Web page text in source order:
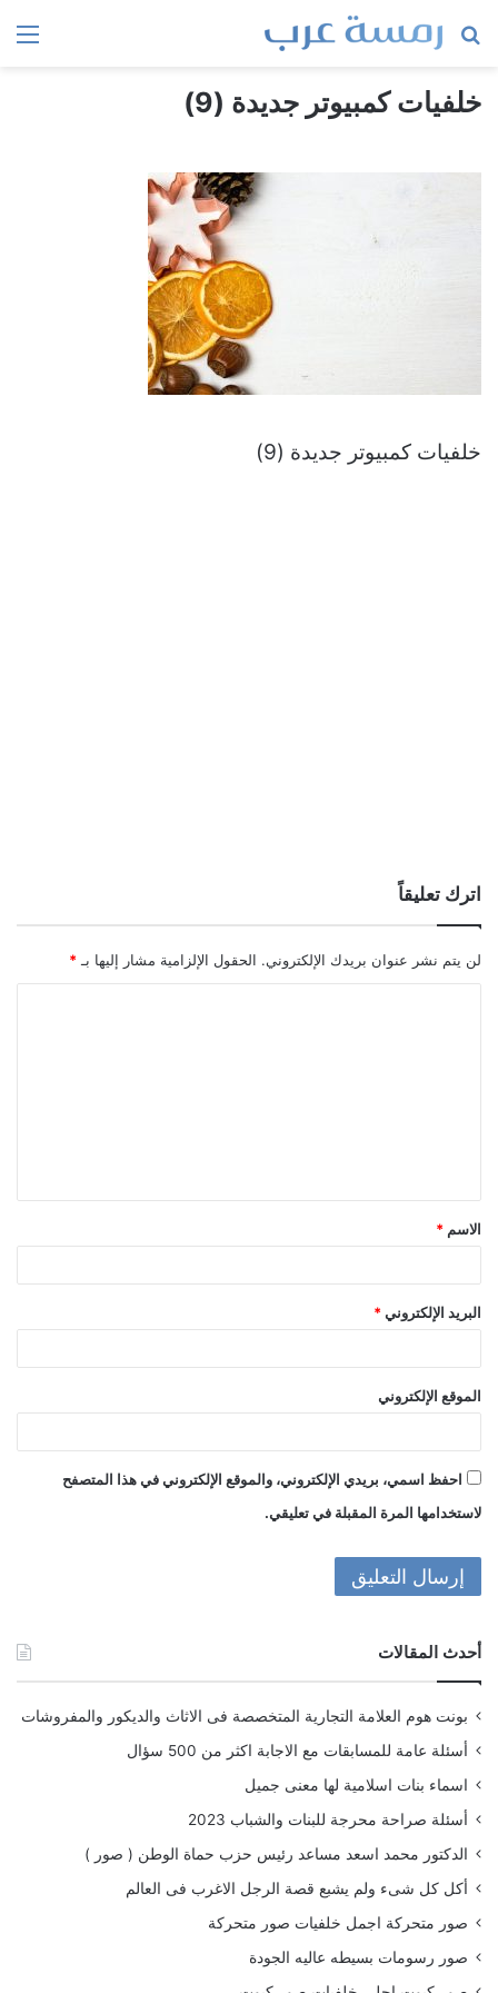
بحث
خلفيات كمبيوتر جديدة (9)
خلفيات كمبيوتر جديدة (9)
اترك تعليقاً
لن يتم نشر عنوان بريدك الإلكتروني. الحقول الإلزامية مشار إليها بـ *
ق
*
الاسم *
البريد الإلكتروني *
الموقع الإلكتروني
احفظ اسمي، بريدي الإلكتروني، والموقع الإلكتروني في هذا المتصفح
لاستخدامها المرة المقبلة في تعليقي.
أحدث المقالات
بونت هوم العلامة التجارية المتخصصة فى الاثاث والديكور والمفروشات
أسئلة عامة للمسابقات مع الاجابة اكثر من 500 سؤال
اسماء بنات اسلامية لها معنى جميل
أسئلة صراحة محرجة للبنات والشباب 2023
الدكتور محمد اسعد مساعد رئيس حزب حماة الوطن ( صور )
أكل كل شىء ولم يشبع قصة الرجل الاغرب فى العالم
صور متحركة اجمل خلفيات صور متحركة
صور رسومات بسيطه عاليه الجودة